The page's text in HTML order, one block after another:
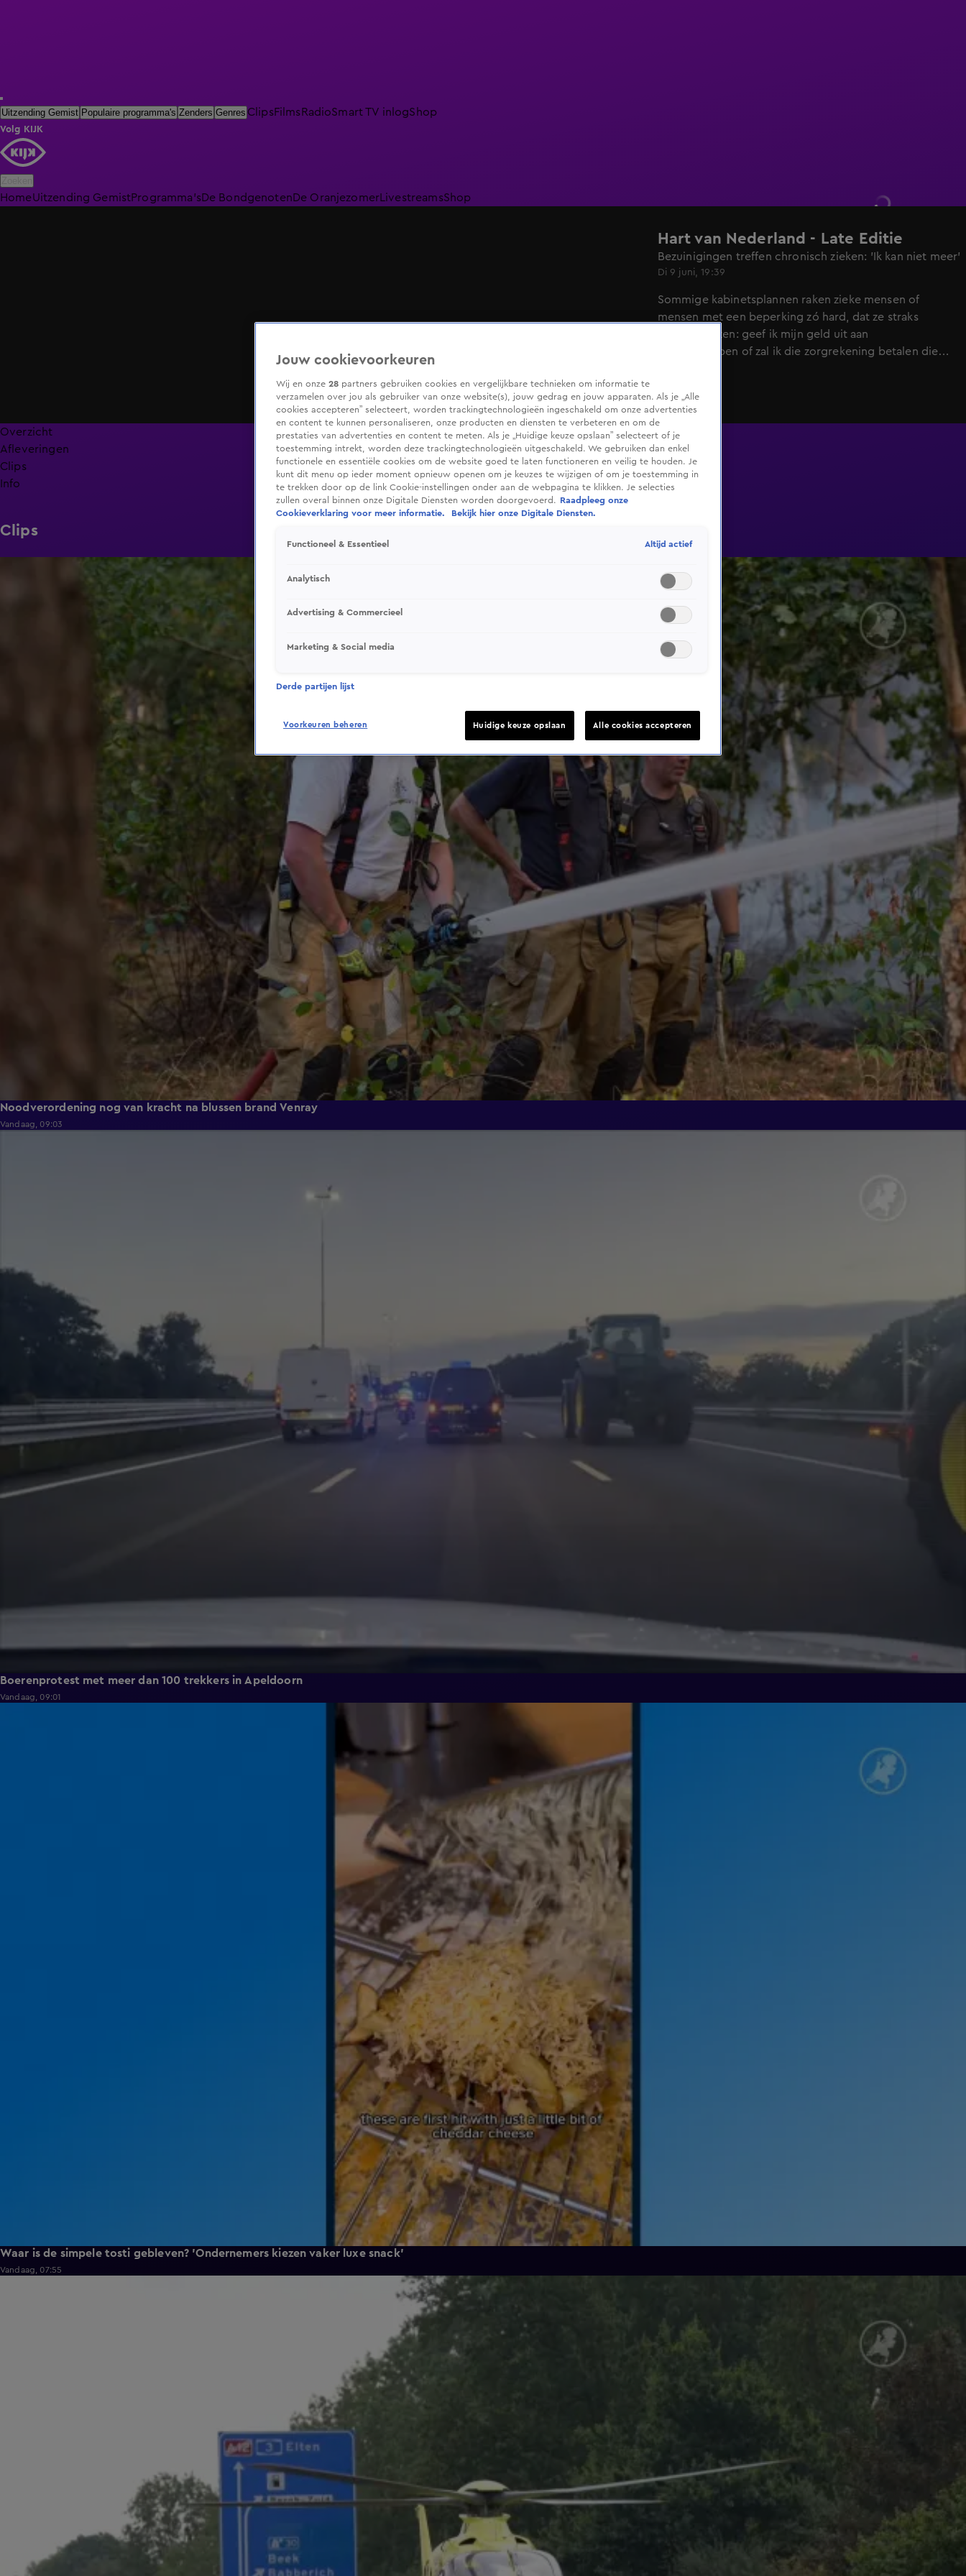
Uitzending Gemist Populaire programma's Zenders Genres ClipsFilmsRadioSmart TV inlogShop
Volg KIJK
HomeUitzending GemistProgramma'sDe BondgenotenDe Oranjezomer LivestreamsShop
Hart van Nederland - Late Editie
Bezuinigingen treffen chronisch zieken: 'Ik kan niet meer'
Di 9 juni, 19:39
Sommige kabinetsplannen raken zieke mensen of
mensen met een beperking zó hard, dat ze straks
moeten kiezen: geef ik mijn geld uit aan
boodschappen of zal ik die zorgrekening betalen die
Onacceptabel, vinden belangenorganisaties, en
natuurlijk mensen die het raakt.
Overzicht
Afleveringen
Clips
Info
Clips
Noodverordening nog van kracht na blussen brand Venray
Vandaag, 09:03
Boerenprotest met meer dan 100 trekkers in Apeldoorn
Vandaag, 09:01
Waar is de simpele tosti gebleven? 'Ondernemers kiezen vaker luxe snack'
Vandaag, 07:55
Jouw cookievoorkeuren
Wij en onze 28 partners gebruiken cookies en vergelijkbare technieken om informatie te
verzamelen over jou als gebruiker van onze website(s), jouw gedrag en jouw apparaten. Als je „Alle
cookies accepteren” selecteert, worden trackingtechnologieën ingeschakeld om onze advertenties
en content te kunnen personaliseren, onze producten en diensten te verbeteren en om de
prestaties van advertenties en content te meten. Als je „Huidige keuze opslaan” selecteert of je
toestemming intrekt, worden deze trackingtechnologieën uitgeschakeld. We gebruiken dan enkel
functionele en essentiële cookies om de website goed te laten functioneren en veilig te houden. Je
kunt dit menu op ieder moment opnieuw openen om je keuzes te wijzigen of om je toestemming in
te trekken door op de link Cookie-instellingen onder aan de webpagina te klikken. Je selecties
zullen overal binnen onze Digitale Diensten worden doorgevoerd.
Raadpleeg onze
Cookieverklaring voor meer informatie.
Bekijk hier onze Digitale Diensten.
Functioneel & Essentieel Altijd actief
Analytisch
Advertising & Commercieel
Marketing & Social media
Derde partijen lijst
Voorkeuren beheren Huidige keuze opslaan Alle cookies accepteren